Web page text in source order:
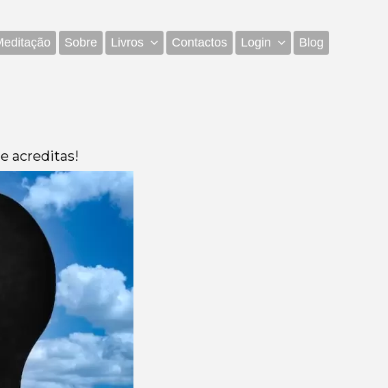
Sobre Livros Contactos Login Blog
acreditas!